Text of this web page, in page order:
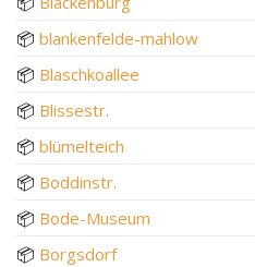
📦 blankenfelde-mahlow
📦 Blaschkoallee
📦 Blissestr.
📦 blümelteich
📦 Boddinstr.
📦 Bode-Museum
📦 Borgsdorf